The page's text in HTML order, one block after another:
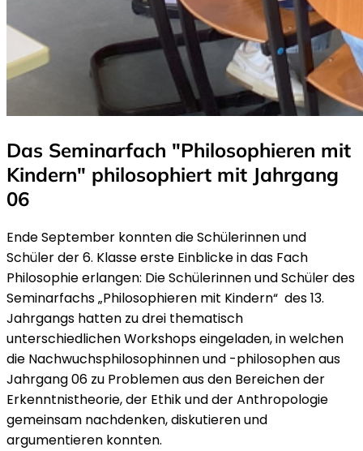
Das Seminarfach "Philosophieren mit
Kindern" philosophiert mit Jahrgang
06
Ende September konnten die Schülerinnen und
Schüler der 6. Klasse erste Einblicke in das Fach
Philosophie erlangen: Die Schülerinnen und Schüler des
Seminarfachs „Philosophieren mit Kindern“ des 13.
Jahrgangs hatten zu drei thematisch
unterschiedlichen Workshops eingeladen, in welchen
die Nachwuchsphilosophinnen und -philosophen aus
Jahrgang 06 zu Problemen aus den Bereichen der
Erkenntnistheorie, der Ethik und der Anthropologie
gemeinsam nachdenken, diskutieren und
argumentieren konnten.